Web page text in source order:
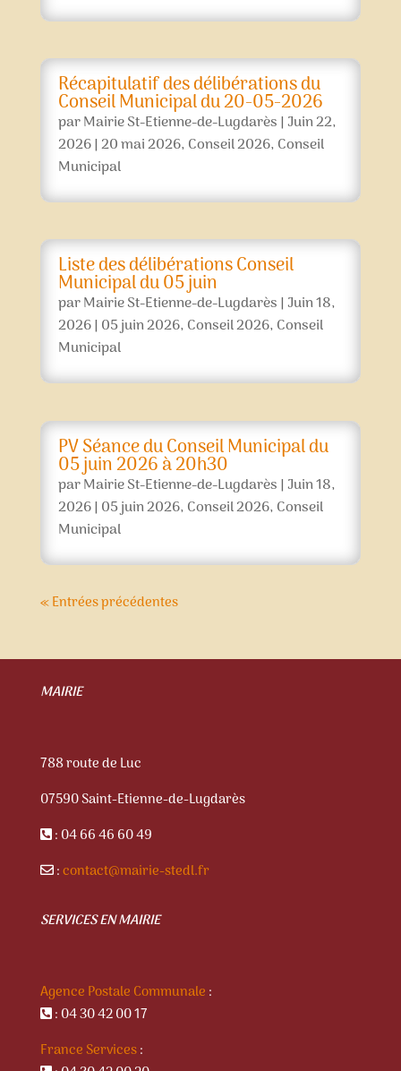
Récapitulatif des délibérations du
Conseil Municipal du 20-05-2026
parMairie St-Etienne-de-Lugdarès|Juin 22,
2026|20 mai 2026, Conseil 2026, Conseil
Municipal
Liste des délibérations Conseil
Municipal du 05 juin
parMairie St-Etienne-de-Lugdarès|Juin 18,
2026| 05 juin 2026, Conseil 2026, Conseil
Municipal
PV Séance du Conseil Municipal du
05 juin 2026 à 20h30
parMairie St-Etienne-de-Lugdarès|Juin 18,
2026| 05 juin 2026, Conseil 2026, Conseil
Municipal
« Entrées précédentes
MAIRIE
788 route de Luc
07590 Saint-Etienne-de-Lugdarès
: 04 66 46 60 49
:contact@mairie-stedl.fr
SERVICES EN MAIRIE
Agence Postale Communale :
: 04 30 42 00 17
France Services: